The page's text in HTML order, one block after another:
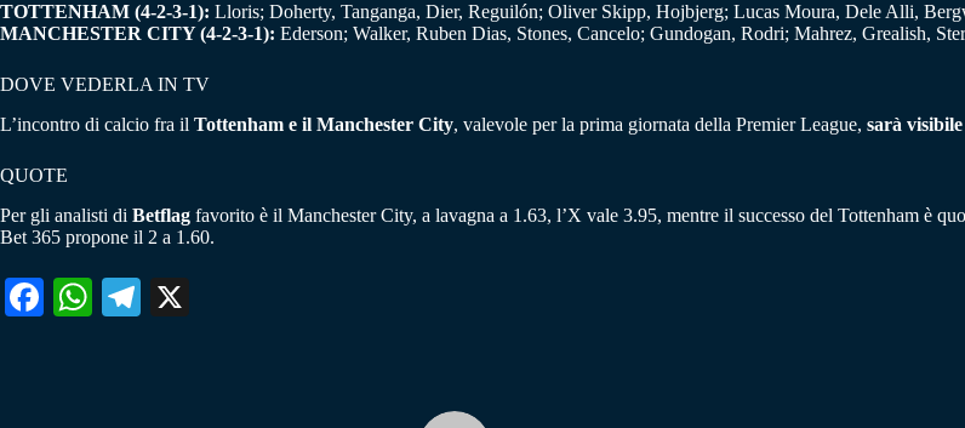
TOTTENHAM (4-2-3-1): Lloris; Doherty, Tanganga, Dier, Reguilón; Oliver Skipp, Hojbjerg; Lucas Moura, Dele Alli,
MANCHESTER CITY (4-2-3-1): Ederson; Walker, Ruben Dias, Stones, Cancelo; Gundogan, Rodri; Mahrez, Grealish,
DOVE VEDERLA IN TV
L’incontro di calcio fra il Tottenham e il Manchester City, valevole per la prima giornata della Premier League, sarà
QUOTE
Per gli analisti di Betflag favorito è il Manchester City, a lavagna a 1.63, l’X vale 3.95, mentre il successo del Tottenham è
Bet 365 propone il 2 a 1.60.
Fa W
Te